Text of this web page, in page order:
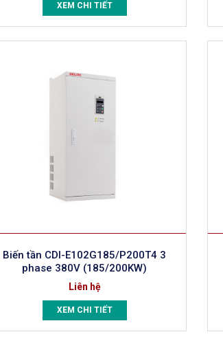
XEM CHI TIẾT
Biến tần CDI-E102G185/P200T4 3
phase 380V (185/200KW)
Liên hệ
XEM CHI TIẾT